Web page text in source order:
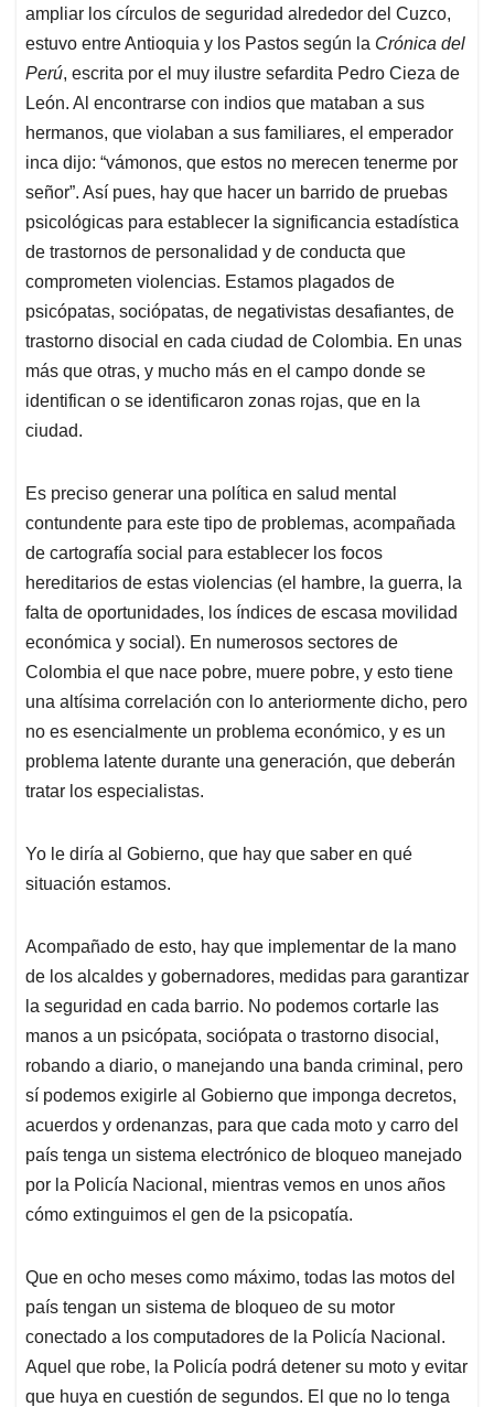
ampliar los círculos de seguridad alrededor del Cuzco,
estuvo entre Antioquia y los Pastos según la Crónica del
Perú, escrita por el muy ilustre sefardita Pedro Cieza de
León. Al encontrarse con indios que mataban a sus
hermanos, que violaban a sus familiares, el emperador
inca dijo: “vámonos, que estos no merecen tenerme por
señor”. Así pues, hay que hacer un barrido de pruebas
psicológicas para establecer la significancia estadística
de trastornos de personalidad y de conducta que
comprometen violencias. Estamos plagados de
psicópatas, sociópatas, de negativistas desafiantes, de
trastorno disocial en cada ciudad de Colombia. En unas
más que otras, y mucho más en el campo donde se
identifican o se identificaron zonas rojas, que en la
ciudad.
Es preciso generar una política en salud mental
contundente para este tipo de problemas, acompañada
de cartografía social para establecer los focos
hereditarios de estas violencias (el hambre, la guerra, la
falta de oportunidades, los índices de escasa movilidad
económica y social). En numerosos sectores de
Colombia el que nace pobre, muere pobre, y esto tiene
una altísima correlación con lo anteriormente dicho, pero
no es esencialmente un problema económico, y es un
problema latente durante una generación, que deberán
tratar los especialistas.
Yo le diría al Gobierno, que hay que saber en qué
situación estamos.
Acompañado de esto, hay que implementar de la mano
de los alcaldes y gobernadores, medidas para garantizar
la seguridad en cada barrio. No podemos cortarle las
manos a un psicópata, sociópata o trastorno disocial,
robando a diario, o manejando una banda criminal, pero
sí podemos exigirle al Gobierno que imponga decretos,
acuerdos y ordenanzas, para que cada moto y carro del
país tenga un sistema electrónico de bloqueo manejado
por la Policía Nacional, mientras vemos en unos años
cómo extinguimos el gen de la psicopatía.
Que en ocho meses como máximo, todas las motos del
país tengan un sistema de bloqueo de su motor
conectado a los computadores de la Policía Nacional.
Aquel que robe, la Policía podrá detener su moto y evitar
que huya en cuestión de segundos. El que no lo tenga